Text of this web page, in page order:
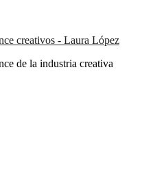
creativos - Laura López
de la industria creativa